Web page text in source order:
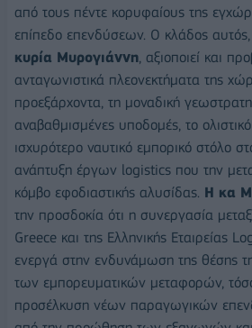
από τους πέντε κορυφαίους της
επίπεδο επενδύσεων. Ο κλάδος
κυρία Μυρογιάννη, αξιοποιεί και
ανταγωνιστικά πλεονεκτήματα της
προεξάρχοντα, τη μοναδική
αναβαθμισμένες υποδομές, το
ισχυρότερο ναυτικό εμπορικό στόλο
ανάπτυξη έργων logistics που την
κόμβο εφοδιαστικής αλυσίδας. Η κα
την προσδοκία ότι η συνεργασία
Greece και της Ελληνικής Εταιρείας
ενεργά στην ενδυνάμωση της θέσης
των εμπορευματικών μεταφορών,
προσέλκυση νέων παραγωγικών